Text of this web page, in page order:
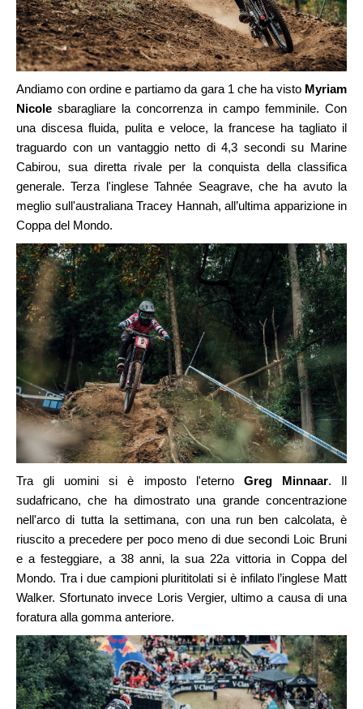
Andiamo con ordine e partiamo da gara 1 che ha visto Myriam
Nicole sbaragliare la concorrenza in campo femminile. Con
una discesa fluida, pulita e veloce, la francese ha tagliato il
traguardo con un vantaggio netto di 4,3 secondi su Marine
Cabirou, sua diretta rivale per la conquista della classifica
generale. Terza l'inglese Tahnée Seagrave, che ha avuto la
meglio sull'australiana Tracey Hannah, all’ultima apparizione in
Coppa del Mondo.
Tra gli uomini si è imposto l'eterno Greg Minnaar. Il
sudafricano, che ha dimostrato una grande concentrazione
nell'arco di tutta la settimana, con una run ben calcolata, è
riuscito a precedere per poco meno di due secondi Loic Bruni
e a festeggiare, a 38 anni, la sua 22a vittoria in Coppa del
Mondo. Tra i due campioni plurititolati si è infilato l’inglese Matt
Walker. Sfortunato invece Loris Vergier, ultimo a causa di una
foratura alla gomma anteriore.